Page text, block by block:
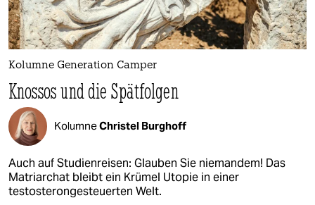
Kolumne Generation Camper
Knossos und die Spätfolgen
KolumneChristel Burghoff
Auch auf Studienreisen: Glauben Sie niemandem! Das
Matriarchat bleibt ein Krümel Utopie in einer
testosterongesteuerten Welt.